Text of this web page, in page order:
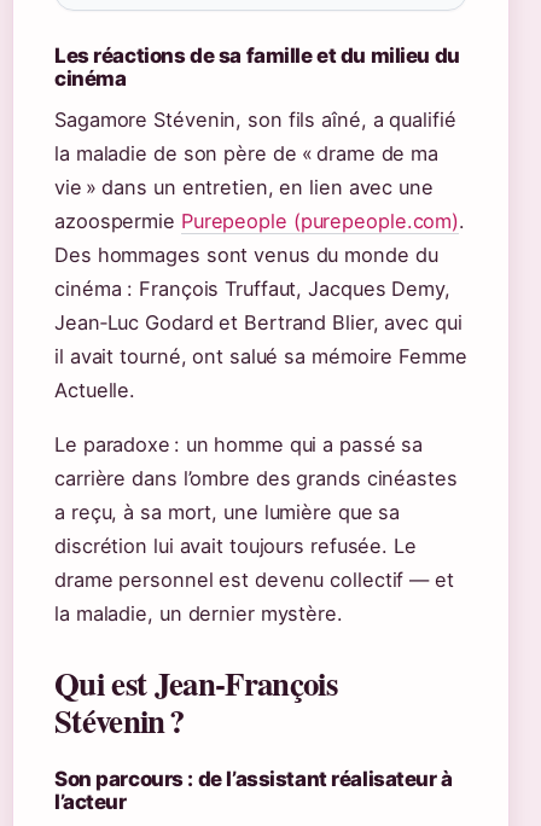
Les réactions de sa famille et du milieu du
cinéma
Sagamore Stévenin, son fils aîné, a qualifié
la maladie de son père de « drame de ma
vie » dans un entretien, en lien avec une
azoospermie Purepeople (purepeople.com).
Des hommages sont venus du monde du
cinéma : François Truffaut, Jacques Demy,
Jean‑Luc Godard et Bertrand Blier, avec qui
il avait tourné, ont salué sa mémoire Femme
Actuelle.
Le paradoxe : un homme qui a passé sa
carrière dans l’ombre des grands cinéastes
a reçu, à sa mort, une lumière que sa
discrétion lui avait toujours refusée. Le
drame personnel est devenu collectif — et
la maladie, un dernier mystère.
Qui est Jean‑François
Stévenin ?
Son parcours : de l’assistant réalisateur à
l’acteur